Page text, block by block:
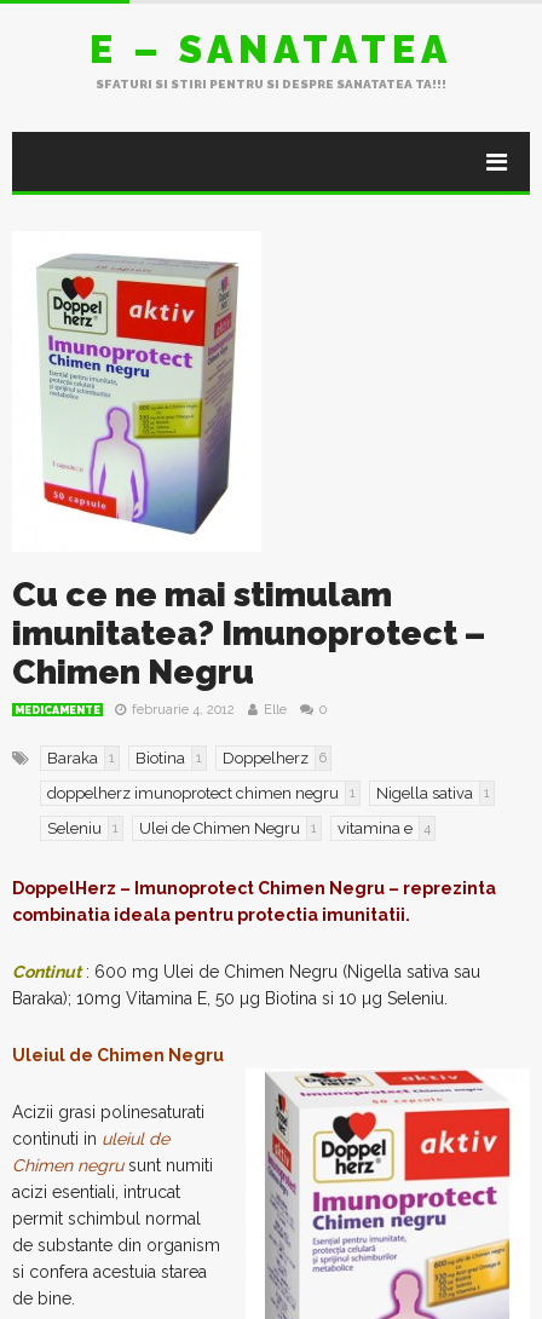
E – SANATATEA
SFATURI SI STIRI PENTRU SI DESPRE SANATATEA TA!!!
Cu ce ne mai stimulam
imunitatea? Imunoprotect –
Chimen Negru
MEDICAMENTE februarie 4, 2012 Elle 0
Baraka 1 Biotina 1 Doppelherz 6
doppelherz imunoprotect chimen negru 1 Nigella sativa 1
Seleniu 1 Ulei de Chimen Negru 1 vitamina e 4
DoppelHerz – Imunoprotect Chimen Negru – reprezinta
combinatia ideala pentru protectia imunitatii.
Continut: 600 mg Ulei de Chimen Negru (Nigella sativa sau
Baraka); 10mg Vitamina E, 50 µg Biotina si 10 µg Seleniu.
Uleiul de Chimen Negru
Acizii grasi polinesaturati
continuti in uleiul de
Chimen negrusunt numiti
acizi esentiali, intrucat
permit schimbul normal
de substante din organism
si confera acestuia starea
de bine.